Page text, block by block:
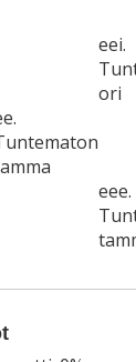
eei.
ori
eee.